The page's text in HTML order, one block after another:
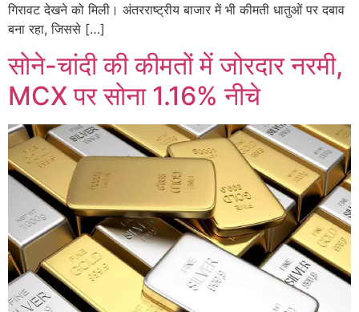
गिरावट देखने को मिली। अंतरराष्ट्रीय बाजार में भी कीमती धातुओं पर दबाव
बना रहा, जिससे […]
सोने-चांदी की कीमतों में जोरदार नरमी,
MCX पर सोना 1.16% नीचे